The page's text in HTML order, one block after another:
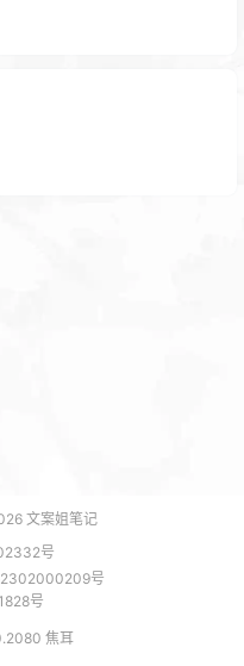
文案姐笔记
号
号
号
焦耳